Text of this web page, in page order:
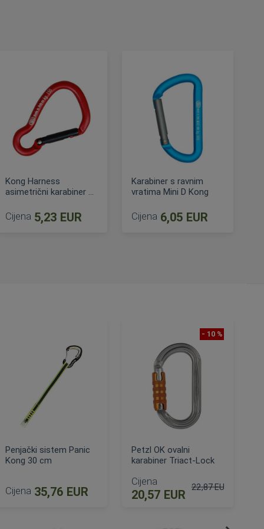
Kong Harness
asimetrični karabiner za
Cijena 5,23 EUR
Karabiner s ravnim
vratima Mini D Kong
Cijena 6,05 EUR
Penjački sistem Panic
Kong 30 cm
Cijena 35,76 EUR
- 10 %
Petzl OK ovalni
karabiner Triact-Lock
Cijena
20,57 EUR
22,87 EUR